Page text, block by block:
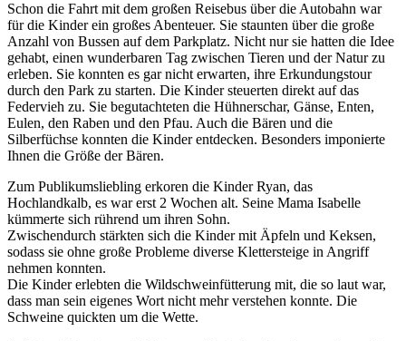
Schon die Fahrt mit dem großen Reisebus über die Autobahn war
für die Kinder ein großes Abenteuer. Sie staunten über die große
Anzahl von Bussen auf dem Parkplatz. Nicht nur sie hatten die Idee
gehabt, einen wunderbaren Tag zwischen Tieren und der Natur zu
erleben. Sie konnten es gar nicht erwarten, ihre Erkundungstour
durch den Park zu starten. Die Kinder steuerten direkt auf das
Federvieh zu. Sie begutachteten die Hühnerschar, Gänse, Enten,
Eulen, den Raben und den Pfau. Auch die Bären und die
Silberfüchse konnten die Kinder entdecken. Besonders imponierte
Ihnen die Größe der Bären.
Zum Publikumsliebling erkoren die Kinder Ryan, das
Hochlandkalb, es war erst 2 Wochen alt. Seine Mama Isabelle
kümmerte sich rührend um ihren Sohn.
Zwischendurch stärkten sich die Kinder mit Äpfeln und Keksen,
sodass sie ohne große Probleme diverse Klettersteige in Angriff
nehmen konnten.
Die Kinder erlebten die Wildschweinfütterung mit, die so laut war,
dass man sein eigenes Wort nicht mehr verstehen konnte. Die
Schweine quickten um die Wette.